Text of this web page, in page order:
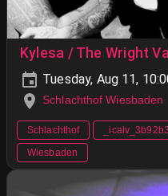
Kylesa / The Wright
Tuesday, Aug 11,
Schlachthof Wiesbaden
Schlachthof
Wiesbaden